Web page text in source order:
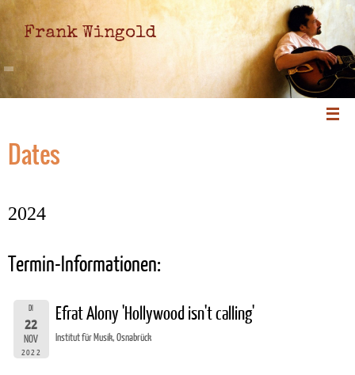
Frank Wingold
Dates
2024
Termin-Informationen:
DI
22
NOV
2022
Efrat Alony 'Hollywood isn't calling'
Institut für Musik, Osnabrück